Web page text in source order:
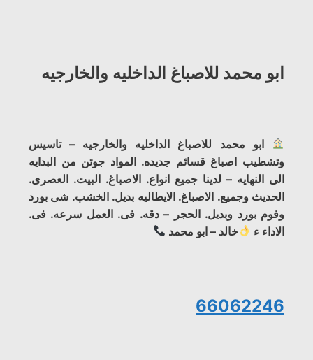
ابو محمد للاصباغ الداخليه والخارجيه
ابو محمد للاصباغ الداخليه والخارجيه – تاسيس
وتشطيب اصباغ قسائم جديده. المواد جوتن من البدايه
الى النهايه – لدينا جميع انواع. الاصباغ. البيت. العصرى.
الحديث وجميع. الاصباغ. الايطاليه بديل. الخشب. شى بورد
وفوم بورد وبديل. الحجر – دقه. فى. العمل سرعه. فى.
الاداء ء
خالد – ابو محمد
66062246